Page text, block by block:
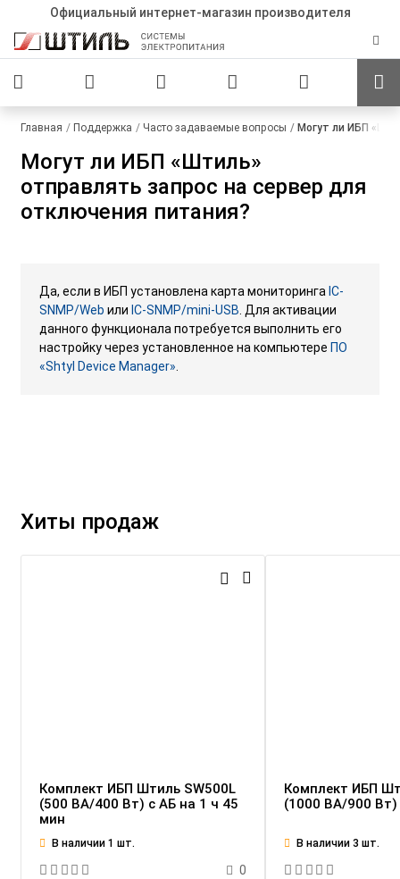
Официальный интернет-магазин производителя
Главная Поддержка Часто задаваемые вопросы Могут ли ИБП
Могут ли ИБП «Штиль»
отправлять запрос на сервер для
отключения питания?
Да, если в ИБП установлена карта мониторинга IC-
SNMP/Web или IC-SNMP/mini-USB . Для активации
данного функционала потребуется выполнить его
настройку через установленное на компьютере ПО
«Shtyl Device Manager»
Хиты продаж
Комплект ИБП Штиль SW500L
(500 ВА/400 Вт) c АБ на 1 ч 45
мин
В наличии 1 шт.
0
Комплект ИБП
(1000 ВА/900 Вт)
В наличии 3 шт.